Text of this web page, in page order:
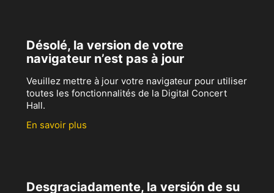
Désolé, la version de votre
navigateur n’est pas à jour
Veuillez mettre à jour votre navigateur pour utiliser
toutes les fonctionnalités de la Digital Concert
Hall.
En savoir plus
Desgraciadamente, la versión de su